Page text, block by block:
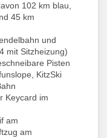
102 km blau,
45 km
und
mit Sitzheizung)
Pisten
KitzSki
Keycard im
am
am